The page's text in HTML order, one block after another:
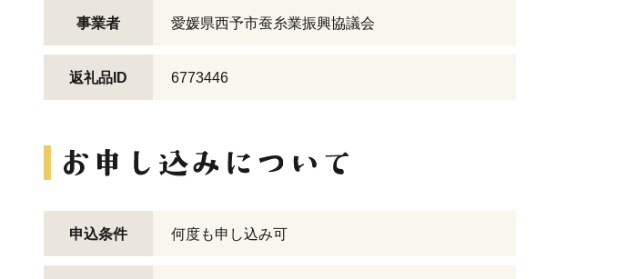
事業者 愛媛県西予市蚕糸業振興協議会
返礼品ID 6773446
申込条件 何度も申し込み可